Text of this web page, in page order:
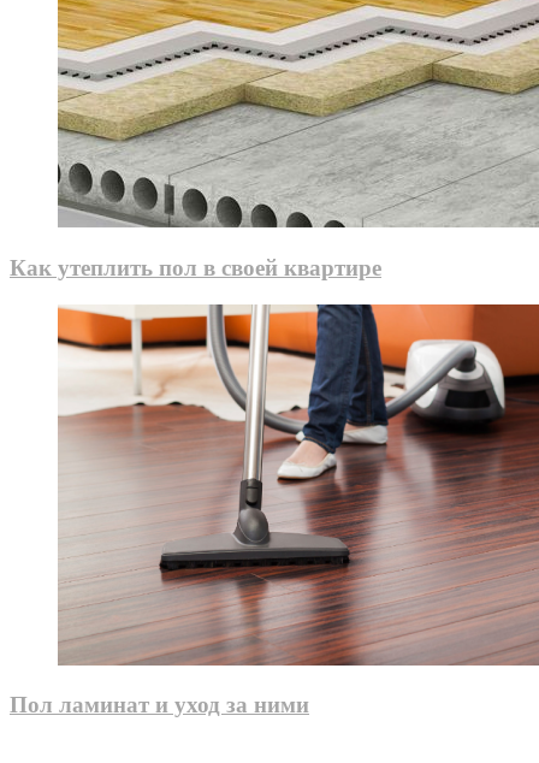
Как утеплить пол в своей квартире
Пол ламинат и уход за ними